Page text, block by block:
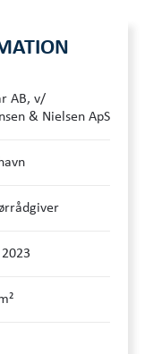
AB, v/
& Nielsen ApS